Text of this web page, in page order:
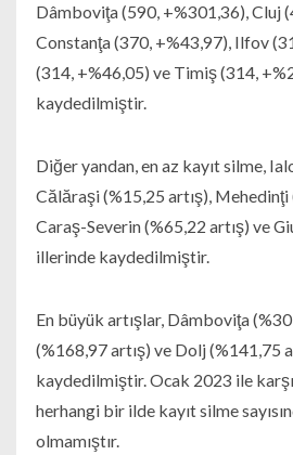
Dâmboviţa (590, +%301,36), Cluj
Constanţa (370, +%43,97), Ilfov
(314, +%46,05) ve Timiş (314,
kaydedilmiştir.
Diğer yandan, en az kayıt silme,
Călăraşi (%15,25 artış), Mehedinţi
Caraş-Severin (%65,22 artış) ve
illerinde kaydedilmiştir.
En büyük artışlar, Dâmboviţa
(%168,97 artış) ve Dolj (%141,75
kaydedilmiştir. Ocak 2023 ile
herhangi bir ilde kayıt silme
olmamıştır.